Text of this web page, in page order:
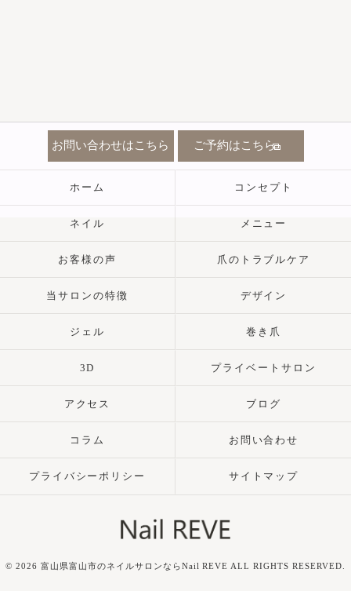
お問い合わせはこちら ご予約はこちら
ホーム コンセプト
ネイル メニュー
お客様の声 爪のトラブルケア
当サロンの特徴 デザイン
ジェル 巻き爪
3D プライベートサロン
アクセス ブログ
コラム お問い合わせ
プライバシーポリシー サイトマップ
© 2026 富山県富山市のネイルサロンならNail REVE ALL RIGHTS RESERVED.